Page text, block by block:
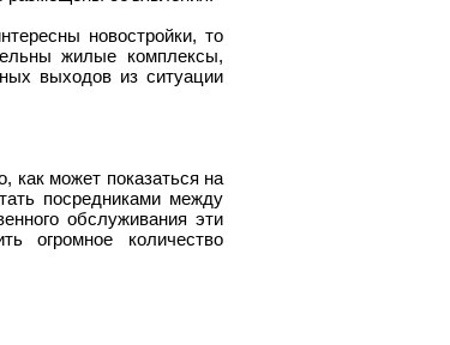
новостройки, то
жилые комплексы,
выходов из ситуации
как может показаться на
посредниками между
обслуживания эти
огромное количество